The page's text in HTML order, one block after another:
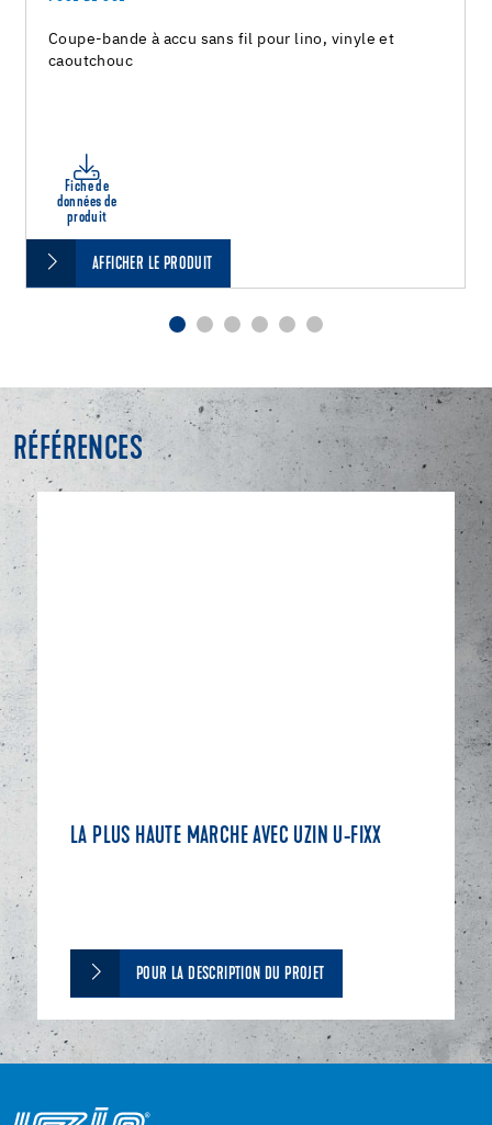
Coupe-bande à accu sans fil pour lino, vinyle et
caoutchouc
Fiche de
données de
produit
AFFICHER LE PRODUIT
RÉFÉRENCES
LA PLUS HAUTE MARCHE AVEC UZIN U-FIXX
POUR LA DESCRIPTION DU PROJET